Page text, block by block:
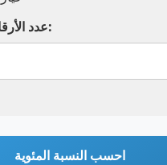
عدد الأرقام العشرية:
احسب النسبة المئوية